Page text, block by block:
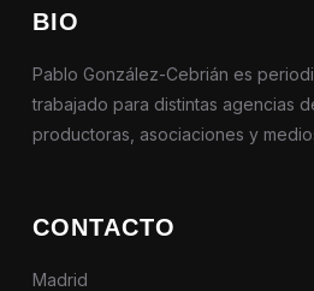
BIO
Pablo González-Cebrián es
trabajado para distintas agencias
productoras, asociaciones y
CONTACTO
Madrid